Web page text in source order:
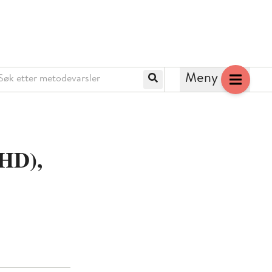
etter metodevarsler
Søk Meny